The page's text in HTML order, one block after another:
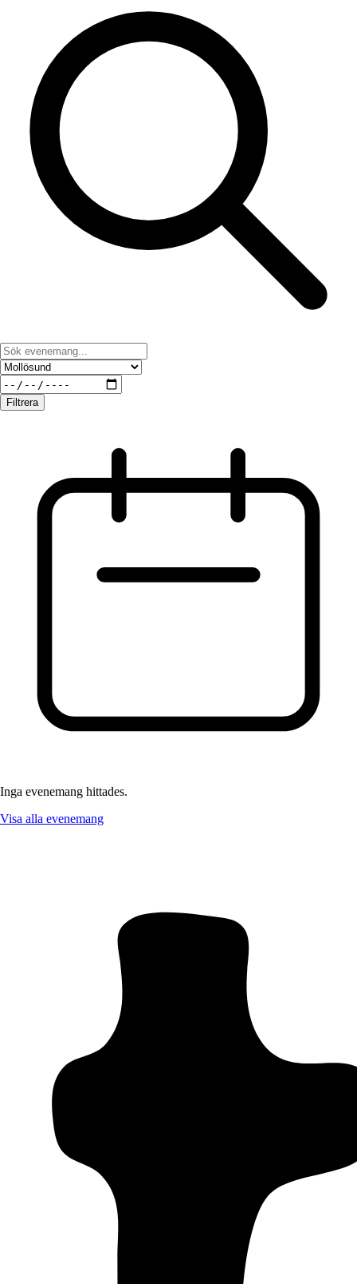
Filtrera
Inga evenemang hittades.
Visa alla evenemang